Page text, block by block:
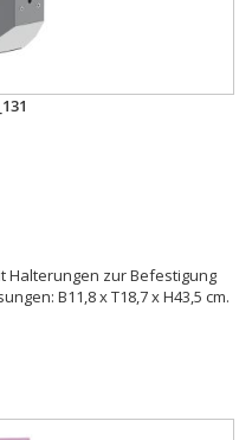
Halterungen zur Befestigung
B11,8 x T18,7 x H43,5 cm.